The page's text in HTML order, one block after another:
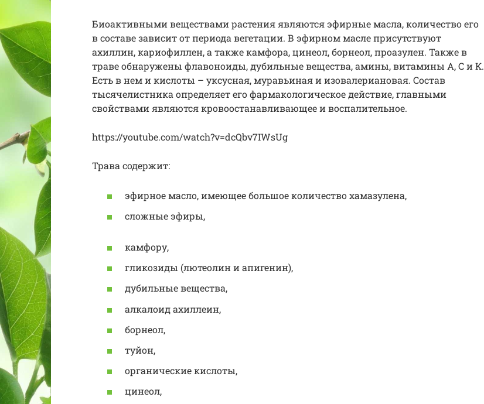
Биоактивными веществами растения являются эфирные масла, количество его
в составе зависит от периода вегетации. В эфирном масле присутствуют
ахиллин, кариофиллен, а также камфора, цинеол, борнеол, проазулен. Также в
траве обнаружены флавоноиды, дубильные вещества, амины, витамины А, С и К.
Есть в нем и кислоты – уксусная, муравьиная и изовалериановая. Состав
тысячелистника определяет его фармакологическое действие, главными
свойствами являются кровоостанавливающее и воспалительное.
https://youtube.com/watch?v=dcQbv7IWsUg
Трава содержит:
эфирное масло, имеющее большое количество хамазулена,
сложные эфиры,
камфору,
гликозиды (лютеолин и апигенин),
дубильные вещества,
алкалоид ахиллеин,
борнеол,
туйон,
органические кислоты,
цинеол,